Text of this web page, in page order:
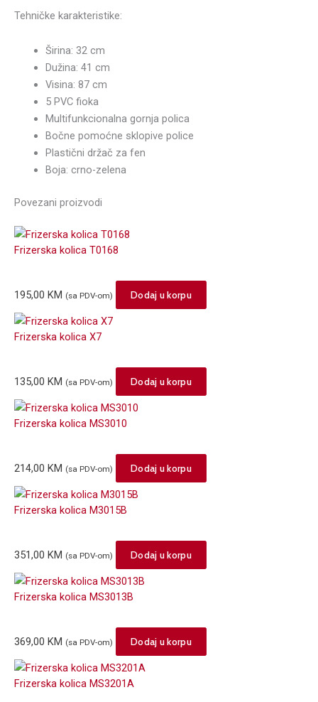
Tehničke karakteristike:
Širina: 32 cm
Dužina: 41 cm
Visina: 87 cm
5 PVC fioka
Multifunkcionalna gornja polica
Bočne pomoćne sklopive police
Plastični držač za fen
Boja: crno-zelena
Povezani proizvodi
Frizerska kolica T0168
195,00 KM (sa PDV-om) Dodaj u korpu
Frizerska kolica X7
135,00 KM (sa PDV-om) Dodaj u korpu
Frizerska kolica MS3010
214,00 KM (sa PDV-om) Dodaj u korpu
Frizerska kolica M3015B
351,00 KM (sa PDV-om) Dodaj u korpu
Frizerska kolica MS3013B
369,00 KM (sa PDV-om) Dodaj u korpu
Frizerska kolica MS3201A